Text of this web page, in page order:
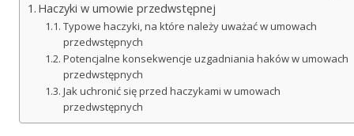
Haczyki w umowie przedwstępnej
Typowe haczyki, na które należy uważać w umowach
przedwstępnych
Potencjalne konsekwencje uzgadniania haków w umowach
przedwstępnych
Jak uchronić się przed haczykami w umowach
przedwstępnych